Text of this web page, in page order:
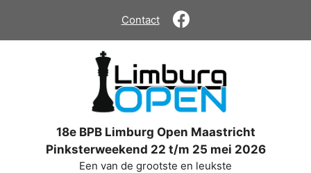
de
Contact
18e BPB Limburg Open Maastricht
Pinksterweekend 22 t/m 25 mei 2026
Een van de grootste en leukste